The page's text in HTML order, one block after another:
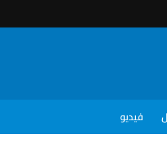
فيديو